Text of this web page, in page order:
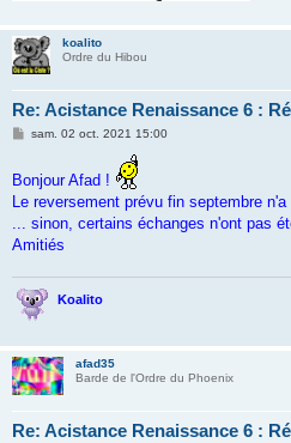
koalito
Ordre du Hibou
Re: Acistance Renaissance 6 :
M
s
a
g
e
sam. 02 oct. 2021 15:00
Bonjour Afad !
Le reversement prévu fin septembre
... sinon, certains échanges n'ont pas
Amitiés
Koalito
afad35
Barde de l'Ordre du Phoenix
Re: Acistance Renaissance 6 :